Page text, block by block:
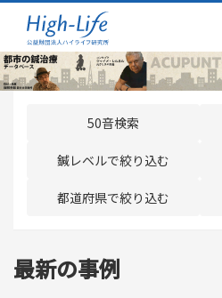
50音検索
鍼レベルで絞り込む
都道府県で絞り込む
最新の事例